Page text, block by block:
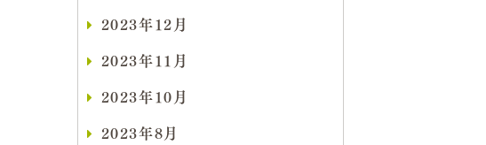
2023年12月
2023年11月
2023年10月
2023年8月